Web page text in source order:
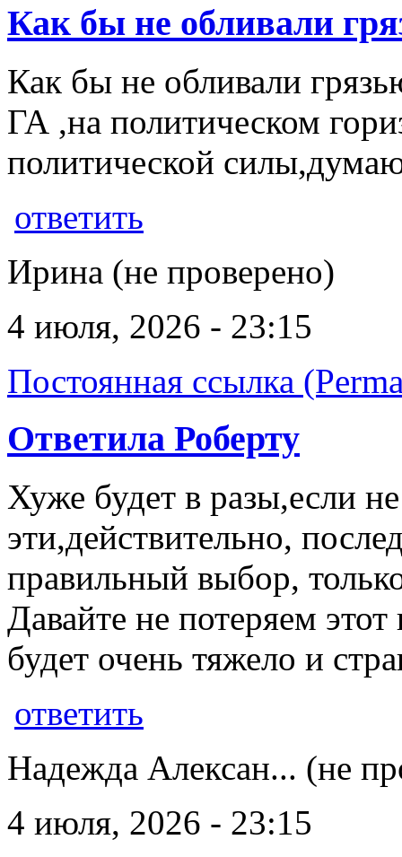
Как бы не обливали
Как бы не обливали
ГА ,на политическом
политической
ответить
Ирина (не проверено)
4 июля, 2026 - 23:15
Постоянная ссылка
Ответила Роберту
Хуже будет в разы,если
эти,действительно,
правильный выбор,
Давайте не потеряем
будет очень тяжело и
ответить
Надежда Алексан... (не
4 июля, 2026 - 23:15